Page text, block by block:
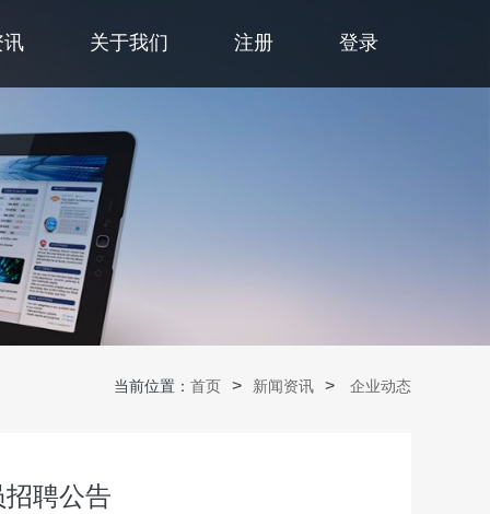
讯 关于我们 注册 登录
当前位置： 首页 新闻资讯 企业动态
聘公告